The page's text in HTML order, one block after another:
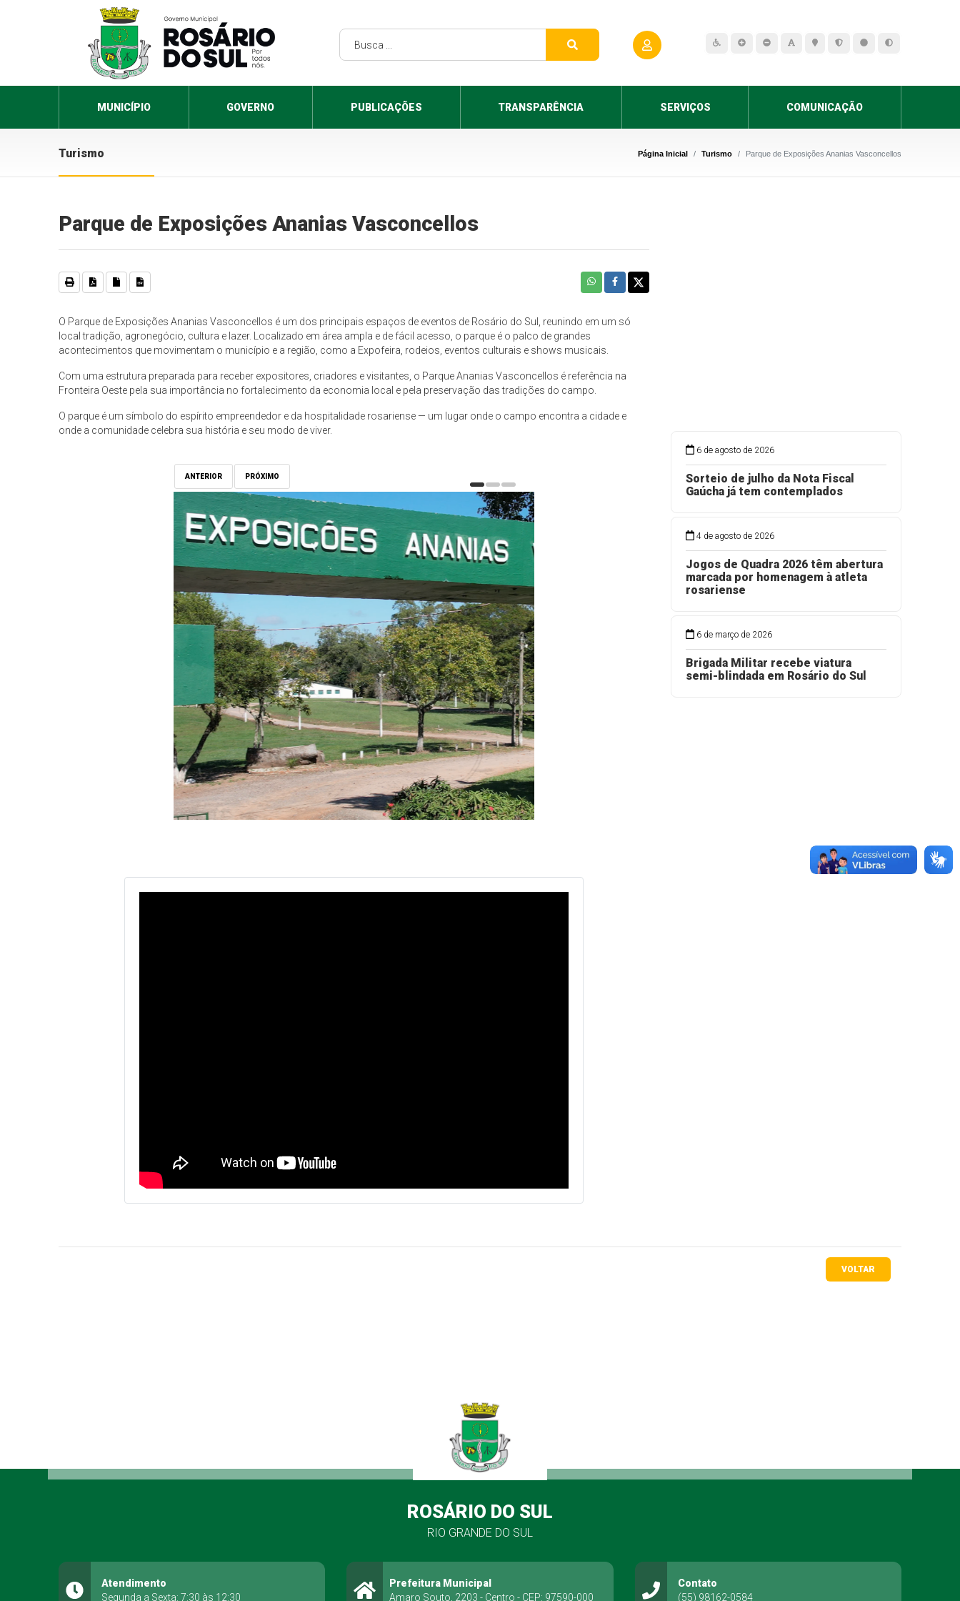
MUNICÍPIO GOVERNO PUBLICAÇÕES TRANSPARÊNCIA SERVIÇOS COMUNICAÇÃO
Turismo Página Inicial Turismo Parque de Exposições Ananias Vasconcellos
Parque de Exposições Ananias Vasconcellos
O Parque de Exposições Ananias Vasconcellos é um dos principais espaços de eventos de Rosário do Sul, reunindo em um só
local tradição, agronegócio, cultura e lazer. Localizado em área ampla e de fácil acesso, o parque é o palco de grandes
acontecimentos que movimentam o município e a região, como a Expofeira, rodeios, eventos culturais e shows musicais.
Com uma estrutura preparada para receber expositores, criadores e visitantes, o Parque Ananias Vasconcellos é referência na
Fronteira Oeste pela sua importância no fortalecimento da economia local e pela preservação das tradições do campo.
O parque é um símbolo do espírito empreendedor e da hospitalidade rosariense — um lugar onde o campo encontra a cidade e
onde a comunidade celebra sua história e seu modo de viver.
ANTERIOR PRÓXIMO
6 de agosto de 2026
Sorteio de julho da Nota Fiscal
Gaúcha já tem contemplados
4 de agosto de 2026
Jogos de Quadra 2026 têm abertura
marcada por homenagem à atleta
rosariense
6 de março de 2026
Brigada Militar recebe viatura
semi-blindada em Rosário do Sul
VOLTAR
ROSÁRIO DO SUL
RIO GRANDE DO SUL
Atendimento
Segunda a Sexta: 7:30 às 12:30
Prefeitura Municipal
Amaro Souto, 2203 - Centro - CEP: 97590-000
Contato
(55) 98162-0584